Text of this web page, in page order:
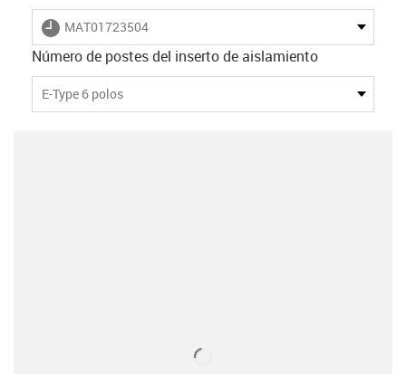
igus-icon-lieferzeit
MAT01723504
Número de postes del inserto de aislamiento
E-Type 6 polos